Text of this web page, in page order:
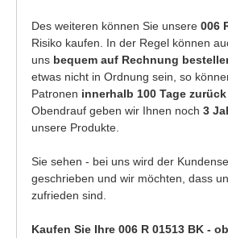
Des weiteren können Sie unsere 006
Risiko kaufen. In der Regel können
uns bequem auf Rechnung
etwas nicht in Ordnung sein, so
Patronen innerhalb 100 Tage
Obendrauf geben wir Ihnen noch 3
unsere Produkte.
Sie sehen - bei uns wird der
geschrieben und wir möchten, dass
zufrieden sind.
Kaufen Sie Ihre 006 R 01513 BK -